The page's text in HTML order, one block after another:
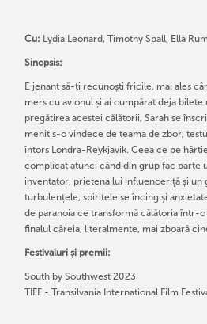
Cu: Lydia Leonard, Timothy Spall, Ella
Sinopsis:
E jenant să-ți recunoști fricile, mai ales
mers cu avionul și ai cumpărat deja
pregătirea acestei călătorii, Sarah se
menit s-o vindece de teama de zbor,
întors Londra-Reykjavik. Ceea ce pe
complicat atunci când din grup fac parte
inventator, prietena lui influenceriță și un
turbulențele, spiritele se încing și
de paranoia ce transformă călătoria într-
finalul căreia, literalmente, mai zboară
Festivaluri și premii:
South by Southwest 2023
TIFF - Transilvania International Film